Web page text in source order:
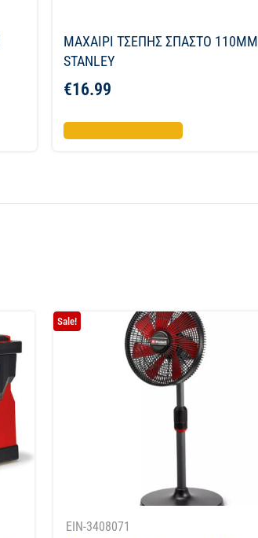
ΜΑΧΑΙΡΙ ΤΣΕΠΗΣ ΣΠΑΣΤΟ 110MM
STANLEY
€16.99
Sale!
EIN-3408071